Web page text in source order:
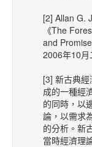
[2] Allan G.
《The
and
2006年10
[3] 新古典
成的一種經
的同時，以
論，以需求
的分析。新
當時經濟理